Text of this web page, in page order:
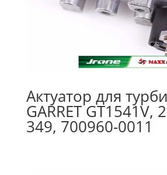
Актуатор для
GARRET GT1541V,
349, 700960-0011